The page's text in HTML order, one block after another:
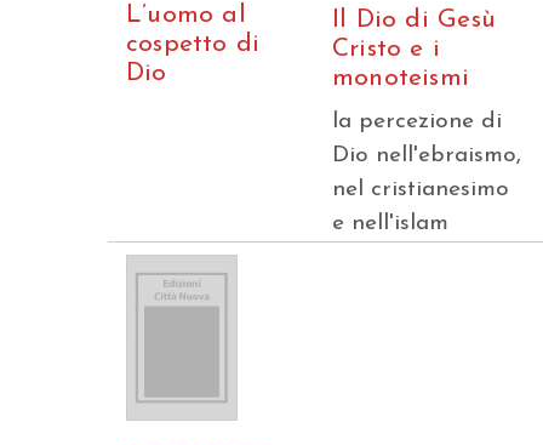
L’uomo al
cospetto di
Dio
Il Dio di Gesù
Cristo e i
monoteismi
la percezione di
Dio nell'ebraismo,
nel cristianesimo
e nell'islam